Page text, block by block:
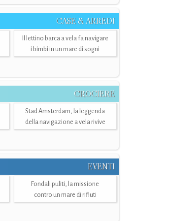
CASE & ARREDI
Il lettino barca a vela fa navigare
i bimbi in un mare di sogni
CROCIERE
Stad Amsterdam, la leggenda
della navigazione a vela rivive
EVENTI
Fondali puliti, la missione
contro un mare di rifiuti